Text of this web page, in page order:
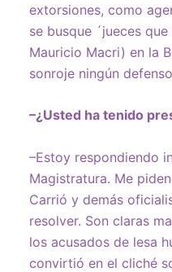
extorsiones, como
se busque ´jueces
Mauricio Macri) en la
sonroje ningún
–¿Usted ha tenido
–Estoy respondiendo
Magistratura. Me
Carrió y demás
resolver. Son claras
los acusados de lesa
convirtió en el cliché